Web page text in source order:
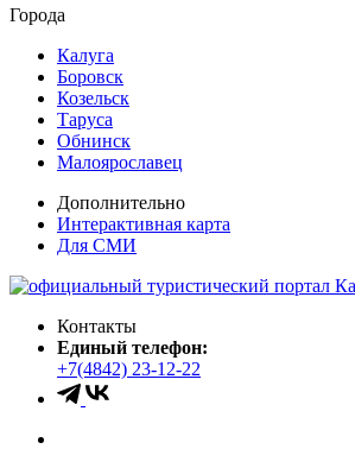
Города
Калуга
Боровск
Козельск
Таруса
Обнинск
Малоярославец
Дополнительно
Интерактивная карта
Для СМИ
Контакты
Единый телефон:
+7(4842) 23-12-22